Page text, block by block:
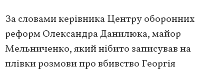
За словами керівника Центру оборонних
реформ Олександра Данилюка, майор
Мельниченко, який нібито записував на
плівки розмови про вбивство Георгія